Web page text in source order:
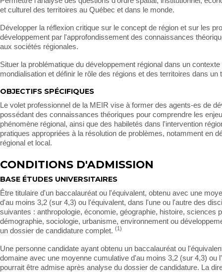
et culturel des territoires au Québec et dans le monde.
Développer la réflexion critique sur le concept de région et sur les
développement par l'approfondissement des connaissances
aux sociétés régionales.
Situer la problématique du développement régional dans un contexte
mondialisation et définir le rôle des régions et des territoires dans un
OBJECTIFS SPÉCIFIQUES
Le volet professionnel de la MEIR vise à former des agents-es de
possédant des connaissances théoriques pour comprendre les
phénomène régional, ainsi que des habiletés dans l'intervention
pratiques appropriées à la résolution de problèmes, notamment en
régional et local.
CONDITIONS D'ADMISSION
BASE ÉTUDES UNIVERSITAIRES
Être titulaire d'un baccalauréat ou l'équivalent, obtenu avec une
d'au moins 3,2 (sur 4,3) ou l'équivalent, dans l'une ou l'autre des
suivantes : anthropologie, économie, géographie, histoire, sciences
démographie, sociologie, urbanisme, environnement ou
un dossier de candidature complet. (1)
Une personne candidate ayant obtenu un baccalauréat ou
domaine avec une moyenne cumulative d'au moins 3,2 (sur 4,3) ou
pourrait être admise après analyse du dossier de candidature. La